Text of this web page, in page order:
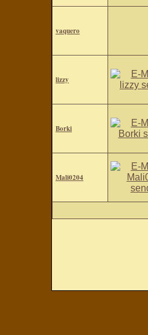
vaquero
lizzy
Borki
Mali0204